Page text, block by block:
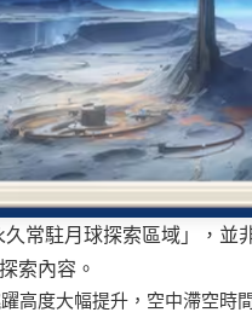
常駐月球探索區域」，並
索內容。
高度大幅提升，空中滯空時